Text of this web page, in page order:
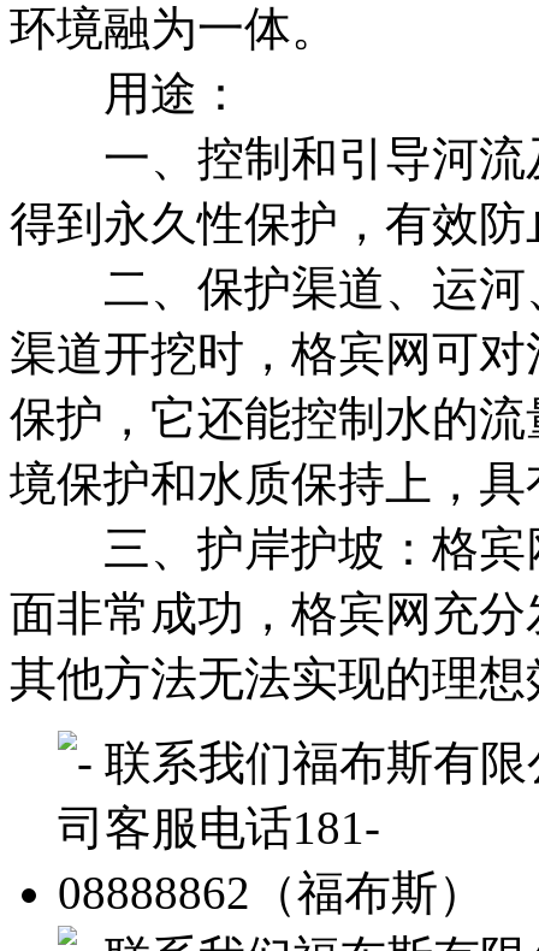
环境融为一体。
用途：
一、控制和引导河流
得到永久性保护，有效
二、保护渠道、运河
渠道开挖时，格宾网可
保护，它还能控制水的
境保护和水质保持上，
三、护岸护坡：格宾
面非常成功，格宾网充
其他方法无法实现的理想